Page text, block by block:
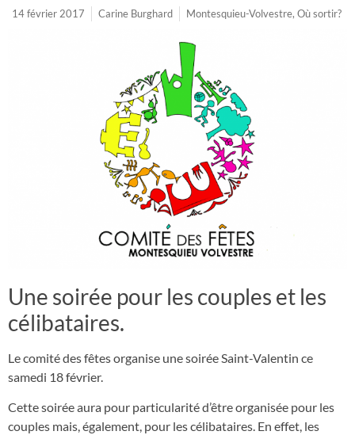
14 février 2017
Carine Burghard Montesquieu-Volvestre, Où sortir?
Une soirée pour les couples et les
célibataires.
Le comité des fêtes organise une soirée Saint-Valentin ce
samedi 18 février.
Cette soirée aura pour particularité d’être organisée pour les
couples mais, également, pour les célibataires. En effet, les